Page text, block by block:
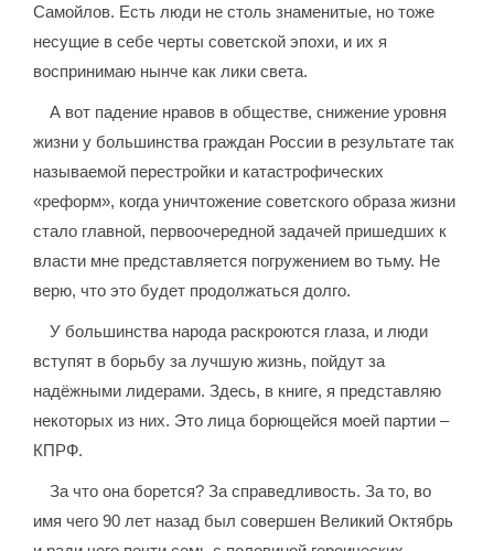
Самойлов. Есть люди не столь знаменитые, но тоже
несущие в себе черты советской эпохи, и их я
воспринимаю нынче как лики света.
А вот падение нравов в обществе, снижение уровня
жизни у большинства граждан России в результате так
называемой перестройки и катастрофических
«реформ», когда уничтожение советского образа жизни
стало главной, первоочередной задачей пришедших к
власти мне представляется погружением во тьму. Не
верю, что это будет продолжаться долго.
У большинства народа раскроются глаза, и люди
вступят в борьбу за лучшую жизнь, пойдут за
надёжными лидерами. Здесь, в книге, я представляю
некоторых из них. Это лица борющейся моей партии –
КПРФ.
За что она борется? За справедливость. За то, во
имя чего 90 лет назад был совершен Великий Октябрь